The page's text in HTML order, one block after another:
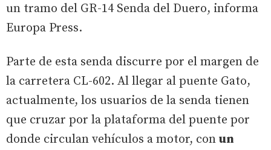
un tramo del GR-14 Senda del Duero, informa
Europa Press.
Parte de esta senda discurre por el margen de
la carretera CL-602. Al llegar al puente Gato,
actualmente, los usuarios de la senda tienen
que cruzar por la plataforma del puente por
donde circulan vehículos a motor, con un